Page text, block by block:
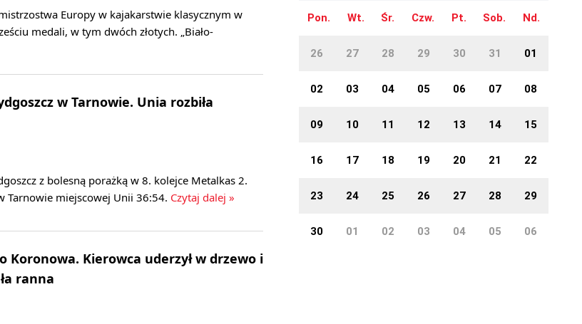
Europy w kajakarstwie klasycznym w
medali, w tym dwóch złotych. „Biało-
w Tarnowie. Unia rozbiła
z bolesną porażką w 8. kolejce Metalkas 2.
Tarnowie miejscowej Unii 36:54. Czytaj dalej »
Koronowa. Kierowca uderzył w drzewo i
ranna
Pon. Wt. Śr. Czw. Pt. Sob. Nd.
26 27 28 29 30 31 01
02 03 04 05 06 07 08
09 10 11 12 13 14 15
16 17 18 19 20 21 22
23 24 25 26 27 28 29
30 01 02 03 04 05 06